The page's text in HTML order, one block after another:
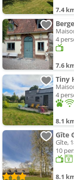
7.4
4
7.6
Tiny
4
8.1
Gîte
Gîte,
10
8.1